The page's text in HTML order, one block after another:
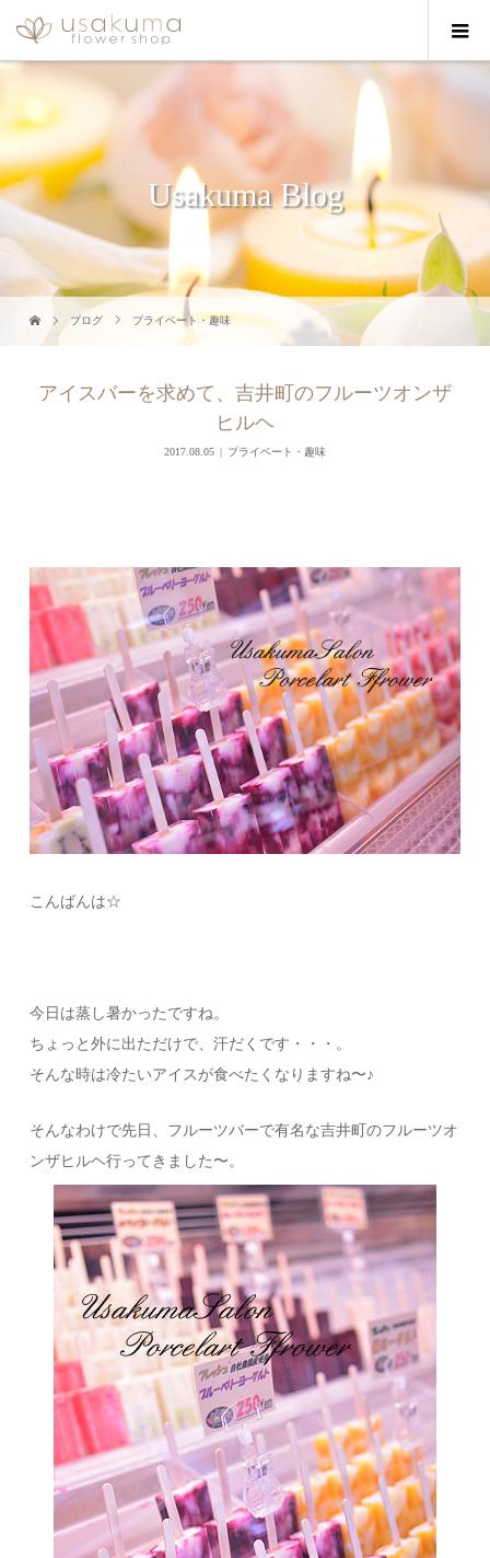
Usakuma Blog
ブログ プライベート・趣味
アイスバーを求めて、吉井町のフルーツオンザ
ヒルヘ
2017.08.05 プライベート・趣味
こんばんは☆
今日は蒸し暑かったですね。
ちょっと外に出ただけで、汗だくです・・・。
そんな時は冷たいアイスが食べたくなりますね〜♪
そんなわけで先日、フルーツバーで有名な吉井町のフルーツオ
ンザヒルヘ行ってきました〜。